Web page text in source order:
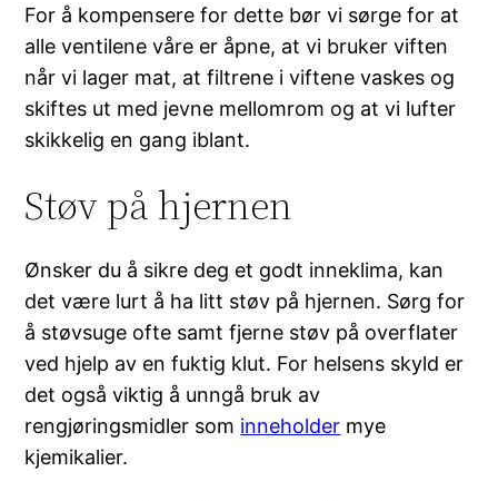
For å kompensere for dette bør vi sørge for at
alle ventilene våre er åpne, at vi bruker viften
når vi lager mat, at filtrene i viftene vaskes og
skiftes ut med jevne mellomrom og at vi lufter
skikkelig en gang iblant.
Støv på hjernen
Ønsker du å sikre deg et godt inneklima, kan
det være lurt å ha litt støv på hjernen. Sørg for
å støvsuge ofte samt fjerne støv på overflater
ved hjelp av en fuktig klut. For helsens skyld er
det også viktig å unngå bruk av
rengjøringsmidler som inneholder mye
kjemikalier.